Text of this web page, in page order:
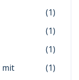
(1)
(1)
(1)
mit
(1)